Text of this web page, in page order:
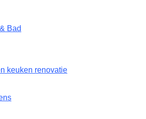
Bad
keuken renovatie